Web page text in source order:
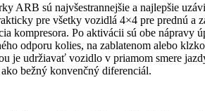
ARB sú najvšestrannejšie a najlepšie
pre všetky vozidlá 4×4 pre prednú a
kompresora. Po aktivácii sú obe nápravy
odporu kolies, na zablatenom alebo
je udržiavať vozidlo v priamom smere
bežný konvenčný diferenciál.